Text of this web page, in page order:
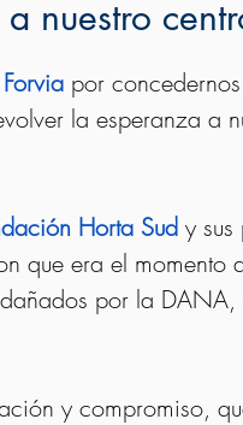
nuestro
por
la esperanza a
Horta Sud y
que era el momento
por la DANA,
y compromiso,